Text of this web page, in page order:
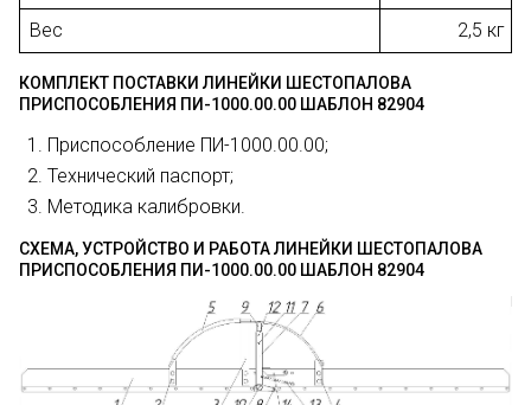
Вес
2,5 кг
КОМПЛЕКТ ПОСТАВКИ ЛИНЕЙКИ ШЕСТОПАЛОВА
ПРИСПОСОБЛЕНИЯ ПИ-1000.00.00 ШАБЛОН 82904
Приспособление ПИ-1000.00.00;
Технический паспорт;
Методика калибровки.
СХЕМА, УСТРОЙСТВО И РАБОТА ЛИНЕЙКИ ШЕСТОПАЛОВА
ПРИСПОСОБЛЕНИЯ ПИ-1000.00.00 ШАБЛОН 82904